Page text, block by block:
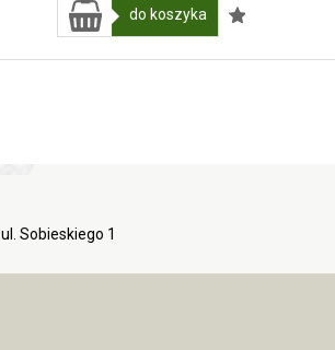
do koszyka
ul. Sobieskiego 1